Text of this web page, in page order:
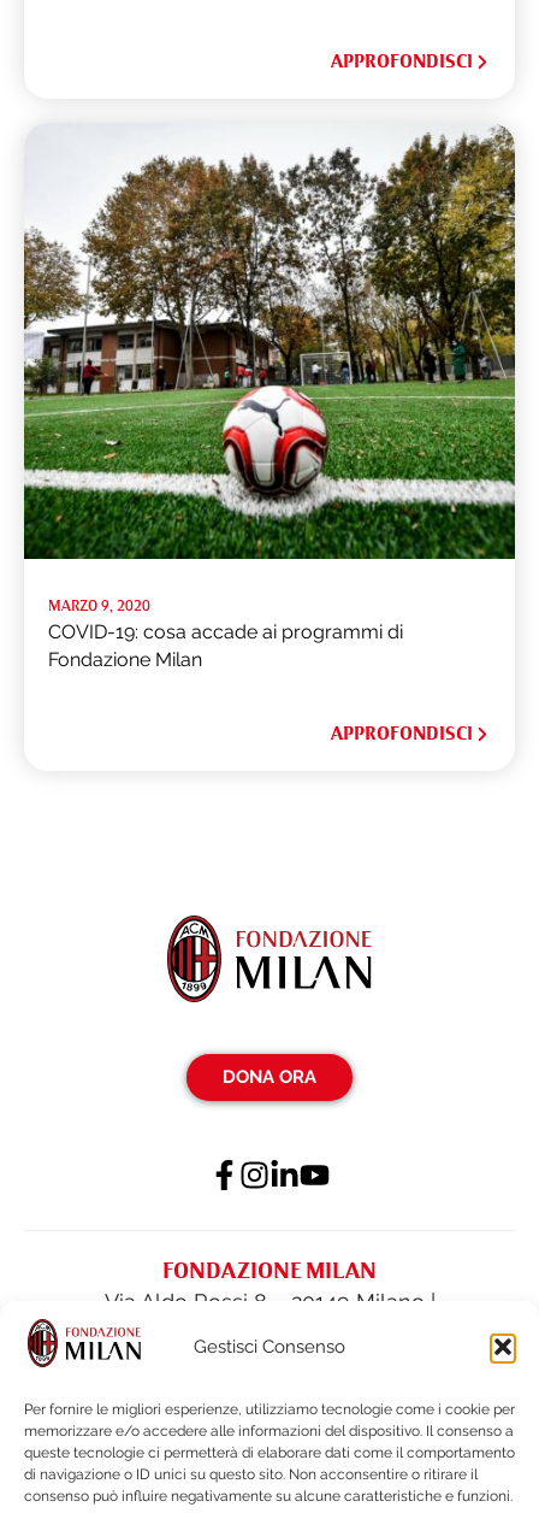
Gestisci Consenso
Per fornire le migliori esperienze, utilizziamo tecnologie come i cookie per
memorizzare e/o accedere alle informazioni del dispositivo. Il consenso a
queste tecnologie ci permetterà di elaborare dati come il comportamento
di navigazione o ID unici su questo sito. Non acconsentire o ritirare il
consenso può influire negativamente su alcune caratteristiche e funzioni.
APPROFONDISCI
MARZO 9, 2020
COVID-19: cosa accade ai programmi di
Fondazione Milan
APPROFONDISCI
DONA ORA
FONDAZIONE MILAN
Via Aldo Rossi 8 – 20149 Milano |
fondazione@acmilan.com
62284522
PRIVACY POLICY
COOKIE POLICY
BILANCI E DOCUMENTI